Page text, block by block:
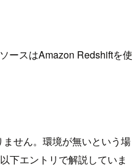
ースはAmazon Redshiftを使
せん。環境が無いという場
下エントリで解説していま